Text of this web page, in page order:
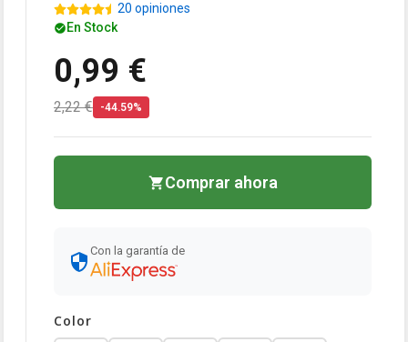
20 opiniones
En Stock
0,99 €
2,22 € -44.59%
Comprar ahora
Con la garantía de
Color